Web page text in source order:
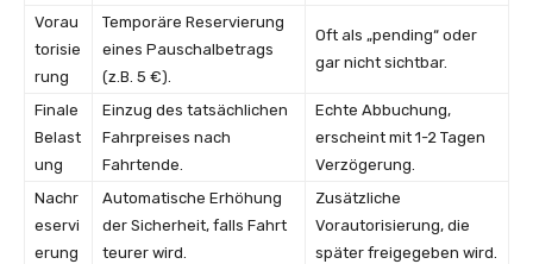
Vorau
torisie
rung
Temporäre Reservierung
eines Pauschalbetrags
(z.B. 5 €).
Oft als „pending“ oder
gar nicht sichtbar.
Finale
Belast
ung
Einzug des tatsächlichen
Fahrpreises nach
Fahrtende.
Echte Abbuchung,
erscheint mit 1-2 Tagen
Verzögerung.
Nachr
eservi
erung
Automatische Erhöhung
der Sicherheit, falls Fahrt
teurer wird.
Zusätzliche
Vorautorisierung, die
später freigegeben wird.